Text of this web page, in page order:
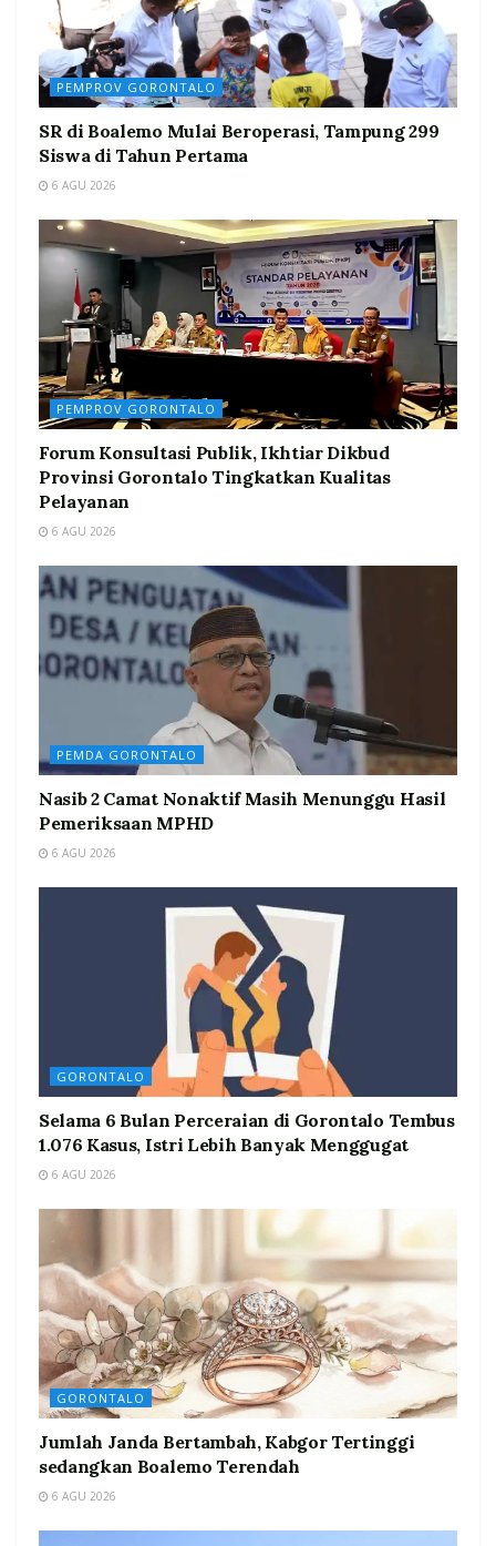
PEMPROV GORONTALO
SR di Boalemo Mulai Beroperasi, Tampung 299
Siswa di Tahun Pertama
6 AGU 2026
PEMPROV GORONTALO
Forum Konsultasi Publik, Ikhtiar Dikbud
Provinsi Gorontalo Tingkatkan Kualitas
Pelayanan
6 AGU 2026
PEMDA GORONTALO
Nasib 2 Camat Nonaktif Masih Menunggu Hasil
Pemeriksaan MPHD
6 AGU 2026
GORONTALO
Selama 6 Bulan Perceraian di Gorontalo Tembus
1.076 Kasus, Istri Lebih Banyak Menggugat
6 AGU 2026
GORONTALO
Jumlah Janda Bertambah, Kabgor Tertinggi
sedangkan Boalemo Terendah
6 AGU 2026